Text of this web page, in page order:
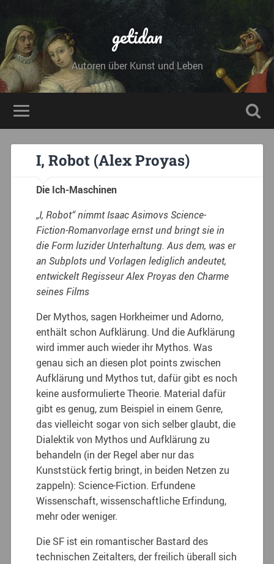
getidan
Autoren über Kunst und Leben
I, Robot (Alex Proyas)
Die Ich-Maschinen
„I, Robot“ nimmt Isaac Asimovs Science-
Fiction-Romanvorlage ernst und bringt sie in
die Form luzider Unterhaltung. Aus dem, was er
an Subplots und Vorlagen lediglich andeutet,
entwickelt Regisseur Alex Proyas den Charme
seines Films
Der Mythos, sagen Horkheimer und Adorno,
enthält schon Aufklärung. Und die Aufklärung
wird immer auch wieder ihr Mythos. Was
genau sich an diesen plot points zwischen
Aufklärung und Mythos tut, dafür gibt es noch
keine ausformulierte Theorie. Material dafür
gibt es genug, zum Beispiel in einem Genre,
das vielleicht sogar von sich selber glaubt, die
Dialektik von Mythos und Aufklärung zu
behandeln (in der Regel aber nur das
Kunststück fertig bringt, in beiden Netzen zu
zappeln): Science-Fiction. Erfundene
Wissenschaft, wissenschaftliche Erfindung,
mehr oder weniger.
Die SF ist ein romantischer Bastard des
technischen Zeitalters, der freilich überall sich